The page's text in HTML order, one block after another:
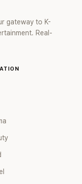
gateway to K-
Real-